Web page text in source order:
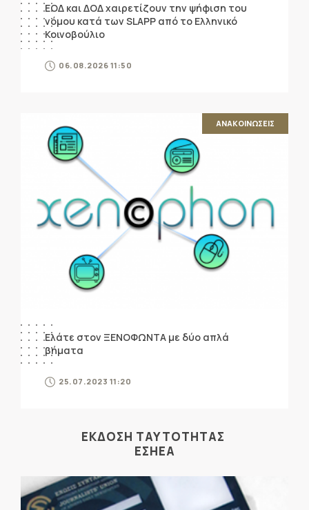
ΕΟΔ και ΔΟΔ χαιρετίζουν την ψήφιση του
νόμου κατά των SLAPP από το Ελληνικό
Κοινοβούλιο
06.08.2026 11:50
ΑΝΑΚΟΙΝΩΣΕΙΣ
Ελάτε στον ΞΕΝΟΦΩΝΤΑ με δύο απλά
βήματα
25.07.2023 11:20
ΕΚΔΟΣΗ ΤΑΥΤΟΤΗΤΑΣ
ΕΣΗΕΑ